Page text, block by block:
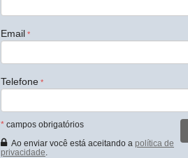
Email
Telefone
* campos obrigatórios
Ao enviar você está aceitando a política de
privacidade